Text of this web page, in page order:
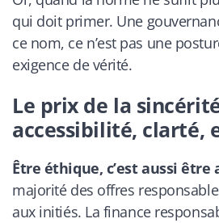
qui doit primer. Une
ce nom, ce n’est pas une
exigence de vérité.
Le prix de la
accessibilité, clarté,
Être éthique, c’est aussi être
majorité des offres
aux initiés. La finance